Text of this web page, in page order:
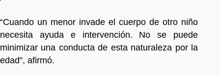
“Cuando un menor invade el cuerpo de otro niño
necesita ayuda e intervención. No se puede
minimizar una conducta de esta naturaleza por la
edad”, afirmó.